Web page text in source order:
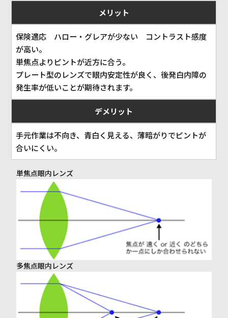
メリット
保険適応 ハロー・グレアが少ない コントラスト感度
が高い。
単焦点よりピントが近方に合う。
プレート型のレンズで眼内安定性が良く、後発白内障の
発生率が低いことが期待されます。
デメリット
手元作業は不向き、青白く見える、薄暗がりでピントが
合いにくい。
単焦点眼内レンズ
多焦点眼内レンズ